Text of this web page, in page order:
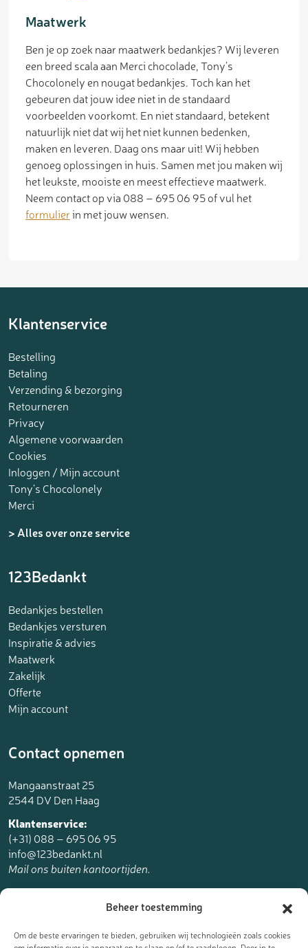
Beheer toestemming
Om de beste ervaringen te bieden, gebruiken wij technologieën zoals cookies
Maatwerk
Ben je op zoek naar maatwerk bedankjes? Wij leveren
een breed scala aan Merci chocolade, Tony’s
Chocolonely en nougat bedankjes. Toch kan het
gebeuren dat jouw idee niet in de standaard
voorbeelden voorkomt. En niet standaard, betekent
natuurlijk niet dat wij het niet kunnen bedenken,
maken en leveren. Daag ons maar uit! Wij hebben
genoeg oplossingen in huis. Samen met jou maken wij
het leukste, mooiste en meest effectieve maatwerk.
Neem contact op via 088 – 695 06 95 of vul het
formulierin met jouw wensen.
Klantenservice
Bestelling
Betaling
Verzending & bezorging
Retourneren
Privacy
Algemene voorwaarden
Cookies
Inloggen / Mijn account
Tony’s Chocolonely
Merci
> Alles over onze service
123Bedankt
Bedankjes bestellen
Bedankjes versturen
Inspiratie & advies
Maatwerk
Zakelijk
Offerte
Mijn account
Contact opnemen
Mangaanstraat 25
2544 DV Den Haag
Klantenservice:
(+31) 088 – 695 06 95
info@123bedankt.nl
Mail ons buiten kantoortijden.
123bedankt.nl is een onderdeel van